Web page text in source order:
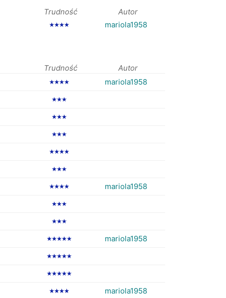
Trudność Autor
★★★★ mariola1958
Trudność Autor
★★★★ mariola1958
★★★
★★★
★★★
★★★★
★★★
★★★★ mariola1958
★★★
★★★
★★★★★ mariola1958
★★★★★
★★★★★
★★★★ mariola1958